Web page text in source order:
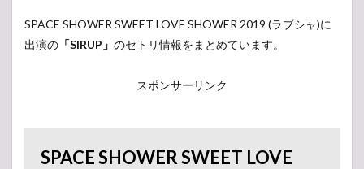
SPACE SHOWER SWEET LOVE SHOWER 2019 (ラブシャ)に
出演の 「SIRUP」 のセトリ情報をまとめています。
スポンサーリンク
SPACE SHOWER SWEET LOVE